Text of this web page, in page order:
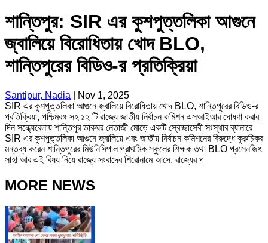
শান্তিপুর: SIR এর কুশপুত্তলিকা আগুনে
জ্বালিয়ে বিরোধিতায় খোদ BLO,
শান্তিপুরের বিডিও-র প্রতিক্রিয়া
Santipur, Nadia
Nov 1, 2025
SIR এর কুশপুত্তলিকা আগুনে জ্বালিয়ে বিরোধিতায় খোদ BLO, শান্তিপুরের বিডিও-র
প্রতিক্রিয়া, পশ্চিমবঙ্গ সহ ১২ টি রাজ্যে জাতীয় নির্বাচন কমিশন এসআইআর ঘোষণা করার
দিন সন্ধ্যেবেলায় শান্তিপুর ডাকঘর নেতাজী মোড়ে একটি স্বেচ্ছাসেবী সংস্থার ব্যানারে
SIR এর কুশপুত্তলিকা আগুনে জ্বালিয়ে এবং জাতীয় নির্বাচন কমিশনের বিরুদ্ধে কুরুচিকর
মন্তব্য করেন শান্তিপুরের মিউনিসিপাল প্রাথমিক স্কুলের শিক্ষক তথা BLO প্রসেনজিৎ
সাহা আর এই বিষয় নিয়ে রাজ্যে সংবাদের শিরোনামে আসে, রাজ্যের প
MORE NEWS